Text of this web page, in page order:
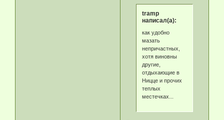
tramp
написал(а):
как удобно
мазать
непричастных,
хотя виновны
другие,
отдыхающие в
Ницце и прочих
теплых
местечках...